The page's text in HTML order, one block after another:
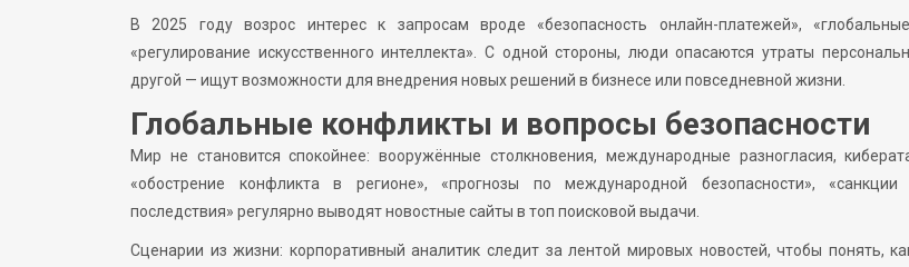
В 2025 году возрос интерес к запросам вроде «безопасность онлайн-платежей»,
«регулирование искусственного интеллекта». С одной стороны, люди опасаются утраты
другой — ищут возможности для внедрения новых решений в бизнесе или повседневной жизни.
Глобальные конфликты и вопросы безопасности
Мир не становится спокойнее: вооружённые столкновения, международные разногласия,
«обострение конфликта в регионе», «прогнозы по международной безопасности», «санкции
последствия» регулярно выводят новостные сайты в топ поисковой выдачи.
Сценарии из жизни: корпоративный аналитик следит за лентой мировых новостей, чтобы понять,